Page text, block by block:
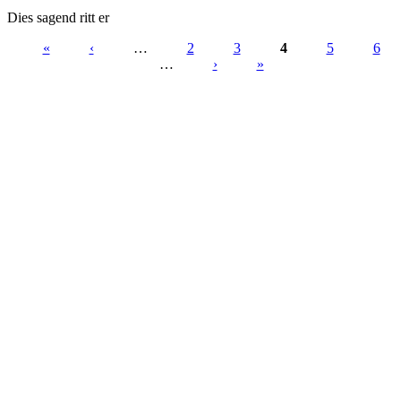
Dies sagend ritt er
« ‹ … 2 3 4 5
6
…
› »